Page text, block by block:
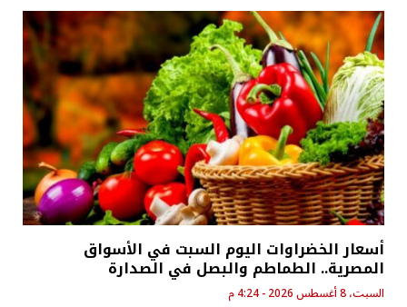
أسعار الخضراوات اليوم السبت في الأسواق
المصرية.. الطماطم والبصل في الصدارة
السبت، 8 أغسطس 2026 - 4:24 م